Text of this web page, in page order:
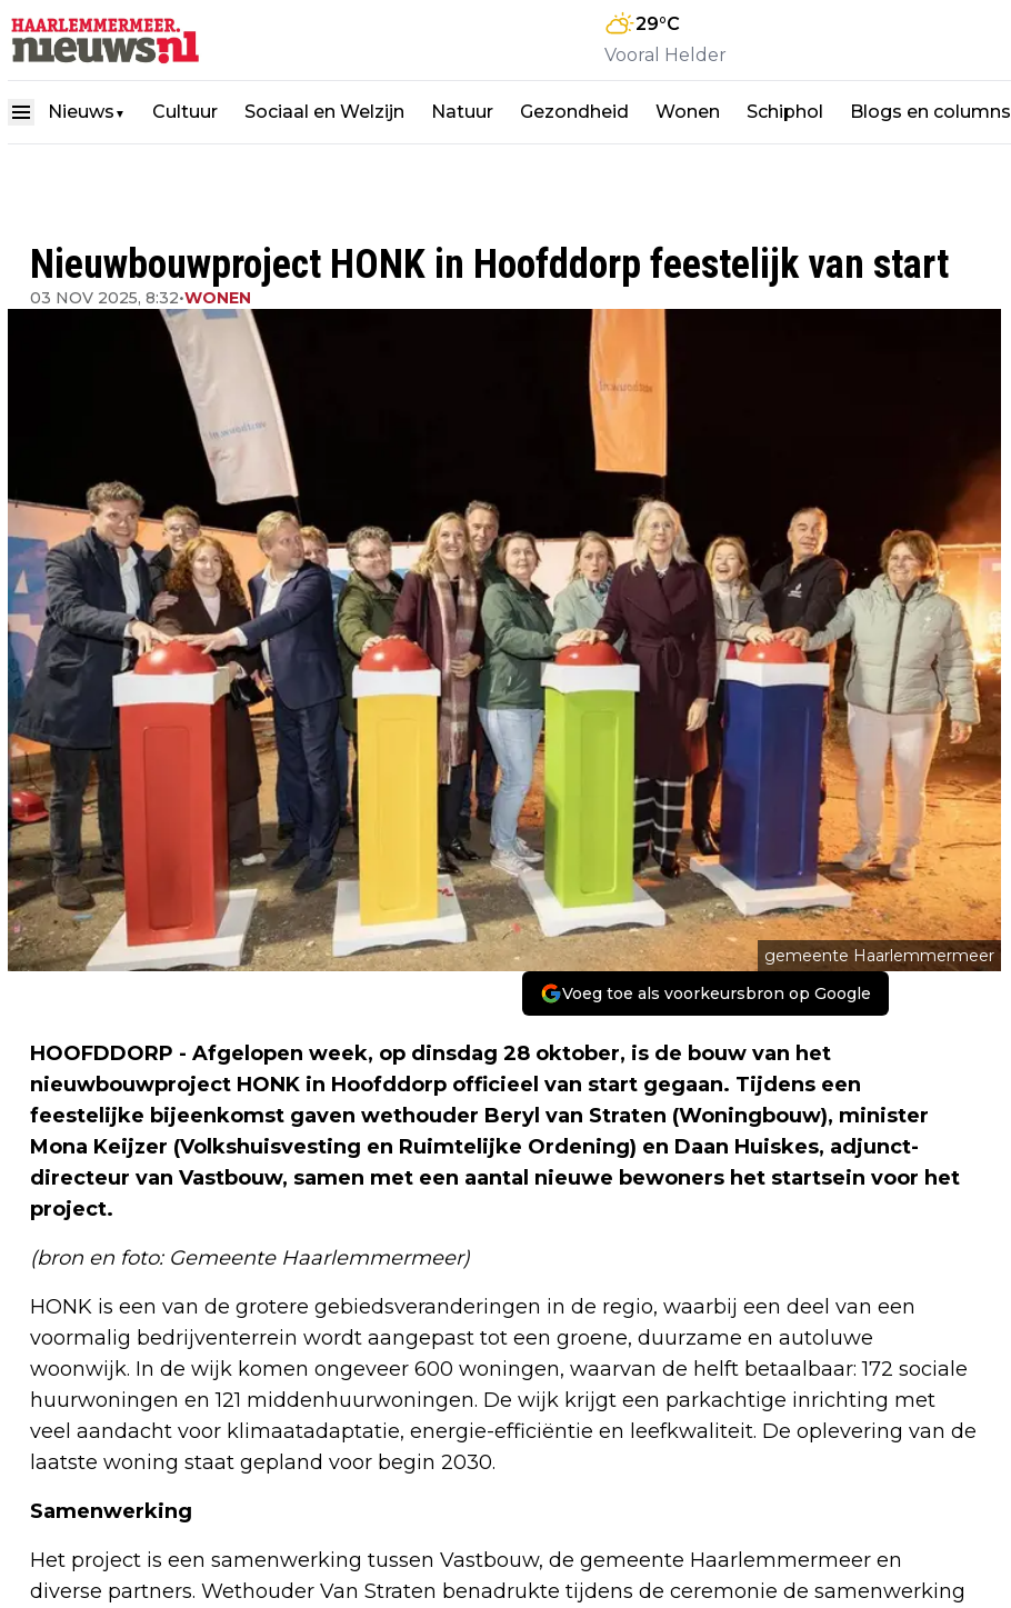
29°C
Vooral Helder
Nieuws ▼ Cultuur Sociaal en Welzijn Natuur Gezondheid Wonen Schiphol Blogs en columns
Nieuwbouwproject HONK in Hoofddorp feestelijk van start
03 NOV 2025, 8:32•WONEN
gemeente Haarlemmermeer
Voeg toe als voorkeursbron op Google
HOOFDDORP - Afgelopen week, op dinsdag 28 oktober, is de bouw van het
nieuwbouwproject HONK in Hoofddorp officieel van start gegaan. Tijdens een
feestelijke bijeenkomst gaven wethouder Beryl van Straten (Woningbouw), minister
Mona Keijzer (Volkshuisvesting en Ruimtelijke Ordening) en Daan Huiskes, adjunct-
directeur van Vastbouw, samen met een aantal nieuwe bewoners het startsein voor het
project.
(bron en foto: Gemeente Haarlemmermeer)
HONK is een van de grotere gebiedsveranderingen in de regio, waarbij een deel van een
voormalig bedrijventerrein wordt aangepast tot een groene, duurzame en autoluwe
woonwijk. In de wijk komen ongeveer 600 woningen, waarvan de helft betaalbaar: 172 sociale
huurwoningen en 121 middenhuurwoningen. De wijk krijgt een parkachtige inrichting met
veel aandacht voor klimaatadaptatie, energie-efficiëntie en leefkwaliteit. De oplevering van de
laatste woning staat gepland voor begin 2030.
Samenwerking
Het project is een samenwerking tussen Vastbouw, de gemeente Haarlemmermeer en
diverse partners. Wethouder Van Straten benadrukte tijdens de ceremonie de samenwerking